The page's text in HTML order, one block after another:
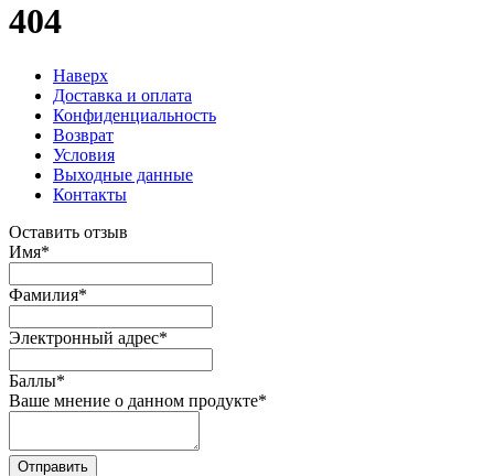
404
Наверх
Доставка и оплата
Конфиденциальность
Возврат
Условия
Выходные данные
Контакты
Оставить отзыв
Имя*
Фамилия*
Электронный адрес*
Баллы*
Ваше мнение о данном продукте*
Отправить